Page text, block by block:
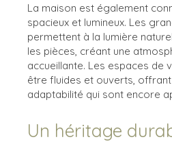
La maison est également
spacieux et lumineux. Les
permettent à la lumière
les pièces, créant une
accueillante. Les espaces de
être fluides et ouverts,
adaptabilité qui sont encore
Un héritage